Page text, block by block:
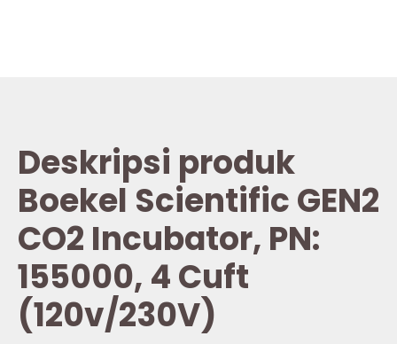
Deskripsi produk
Boekel Scientific GEN2
CO2 Incubator, PN:
155000, 4 Cuft
(120v/230V)